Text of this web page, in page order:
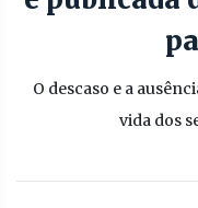
O descaso e a
vida dos